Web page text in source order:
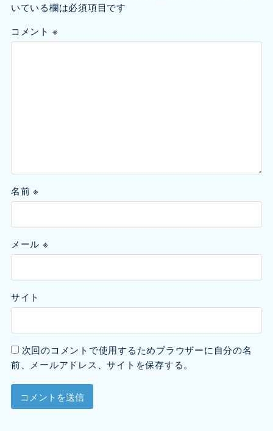
いている欄は必須項目です
コメント ※
名前※
メール ※
サイト
次回のコメントで使用するためブラウザーに自分の名
前、メールアドレス、サイトを保存する。